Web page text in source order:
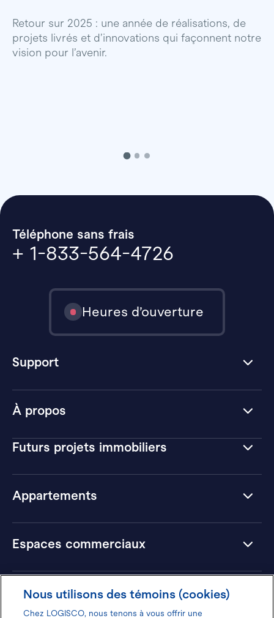
Retour sur 2025 : une année de réalisations, de
projets livrés et d’innovations qui façonnent notre
vision pour l’avenir.
À propos
Futurs projets immobiliers
Appartements
Espaces commerciaux
Hôtels
Téléphone sans frais
+ 1-833-564-4726
Heures d’ouverture
Support
Nous utilisons des témoins (cookies)
Chez LOGISCO, nous tenons à vous offrir une